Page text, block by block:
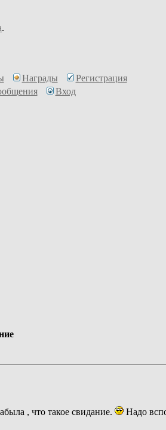
.
Награды
Регистрация
Вход
, что такое свидание.
Надо